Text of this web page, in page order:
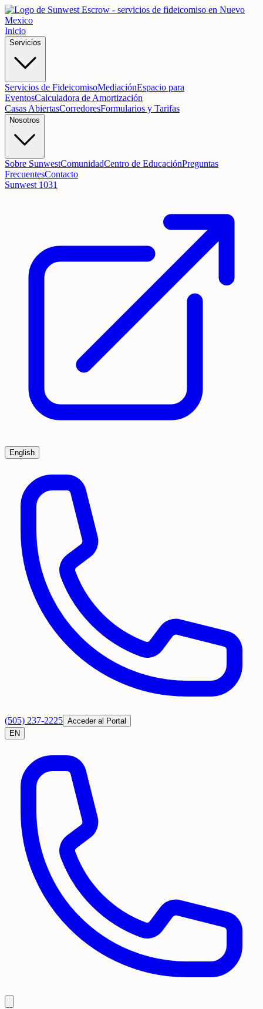
Inicio
Servicios
Servicios de FideicomisoMediaciónEspacio para
EventosCalculadora de Amortización
Casas AbiertasCorredoresFormularios y Tarifas
Nosotros
Sobre SunwestComunidadCentro de EducaciónPreguntas
FrecuentesContacto
Sunwest 1031
English
(505) 237-2225 Acceder al Portal
EN